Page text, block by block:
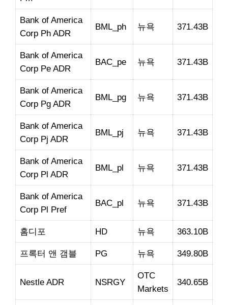
Bank of America
Corp Ph ADR
BML_ph 뉴욕 371.43B
Bank of America
Corp Pe ADR
BAC_pe 뉴욕 371.43B
Bank of America
Corp Pg ADR
BML_pg 뉴욕 371.43B
Bank of America
Corp Pj ADR
BML_pj 뉴욕 371.43B
Bank of America
Corp Pl ADR
BML_pl 뉴욕 371.43B
Bank of America
Corp Pl Pref
BAC_pl 뉴욕 371.43B
홈디포 HD 뉴욕 363.10B
프록터 앤 갬블 PG 뉴욕 349.80B
Nestle ADR NSRGY
OTC
Markets
340.65B